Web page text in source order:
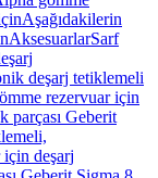
Aşağıdakilerin
AksesuarlarSarf
deşarj tetiklemeli
rezervuar için
parçası Geberit
deşarj